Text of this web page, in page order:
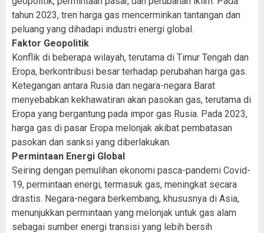
tahun 2023, tren harga gas mencerminkan tantangan dan
peluang yang dihadapi industri energi global.
Faktor Geopolitik
Konflik di beberapa wilayah, terutama di Timur Tengah dan
Eropa, berkontribusi besar terhadap perubahan harga gas.
Ketegangan antara Rusia dan negara-negara Barat
menyebabkan kekhawatiran akan pasokan gas, terutama di
Eropa yang bergantung pada impor gas Rusia. Pada 2023,
harga gas di pasar Eropa melonjak akibat pembatasan
pasokan dan sanksi yang diberlakukan.
Permintaan Energi Global
Seiring dengan pemulihan ekonomi pasca-pandemi Covid-
19, permintaan energi, termasuk gas, meningkat secara
drastis. Negara-negara berkembang, khususnya di Asia,
menunjukkan permintaan yang melonjak untuk gas alam
sebagai sumber energi transisi yang lebih bersih